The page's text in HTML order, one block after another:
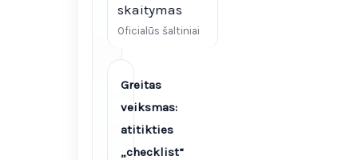
skaitymas
Oficialūs šaltiniai
Greitas
veiksmas:
atitikties
„checklist“